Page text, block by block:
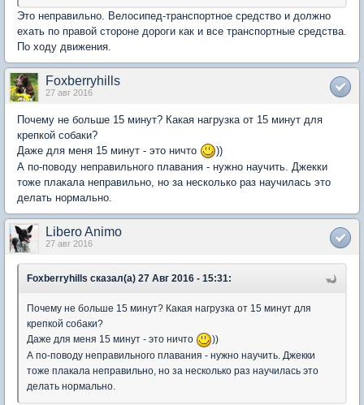
Это неправильно. Велосипед-транспортное средство и должно
ехать по правой стороне дороги как и все транспортные средства.
По ходу движения.
Foxberryhills
27 авг 2016
Почему не больше 15 минут? Какая нагрузка от 15 минут для
крепкой собаки?
Даже для меня 15 минут - это ничто
))
А по-поводу неправильного плавания - нужно научить. Джекки
тоже плакала неправильно, но за несколько раз научилась это
делать нормально.
Libero Animo
27 авг 2016
Foxberryhills сказал(а) 27 Авг 2016 - 15:31:
Почему не больше 15 минут? Какая нагрузка от 15 минут для
крепкой собаки?
Даже для меня 15 минут - это ничто
))
А по-поводу неправильного плавания - нужно научить. Джекки
тоже плакала неправильно, но за несколько раз научилась это
делать нормально.